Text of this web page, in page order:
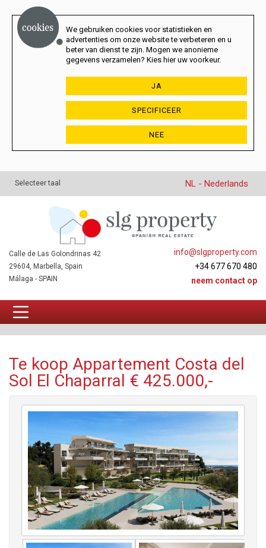
We gebruiken cookies voor statistieken en
advertenties om onze website te verbeteren en u
beter van dienst te zijn. Mogen we anonieme
gegevens verzamelen? Kies hier uw voorkeur.
JA
SPECIFICEER
NEE
Selecteer taal NL - Nederlands
info@slgproperty.com
+34 677 670 480
neem contact op
Calle de Las Golondrinas 42
29604, Marbella, Spain
Málaga - SPAIN
Te koop Appartement Costa del
Sol El Chaparral € 425.000,-